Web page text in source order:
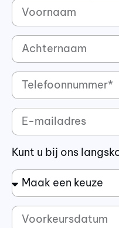
Kunt u bij ons